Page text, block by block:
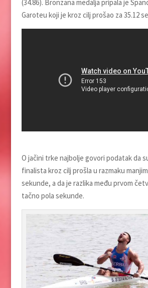
(34.86). Bronzana medalja pripala je
Garoteu koji je kroz cilj prošao za 35.12
O jačini trke najbolje govori podatak da
finalista kroz cilj prošla u razmaku
sekunde, a da je razlika među prvom
tačno pola sekunde.